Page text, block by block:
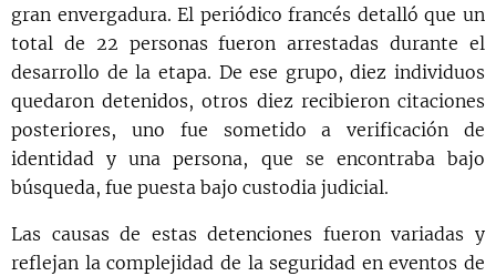
gran envergadura. El periódico francés detalló que un
total de 22 personas fueron arrestadas durante el
desarrollo de la etapa. De ese grupo, diez individuos
quedaron detenidos, otros diez recibieron citaciones
posteriores, uno fue sometido a verificación de
identidad y una persona, que se encontraba bajo
búsqueda, fue puesta bajo custodia judicial.
Las causas de estas detenciones fueron variadas y
reflejan la complejidad de la seguridad en eventos de